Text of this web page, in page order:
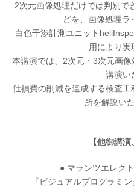
2次元画像処理だけでは判別で
どを、画像処理ラ
白色干渉計測ユニット
用により実
本講演では、2次元・3次元画
講演い
仕損費の削減を達成する検査
所を解説い
【他御講演
● マランツエレク
『ビジュアルプログラミン